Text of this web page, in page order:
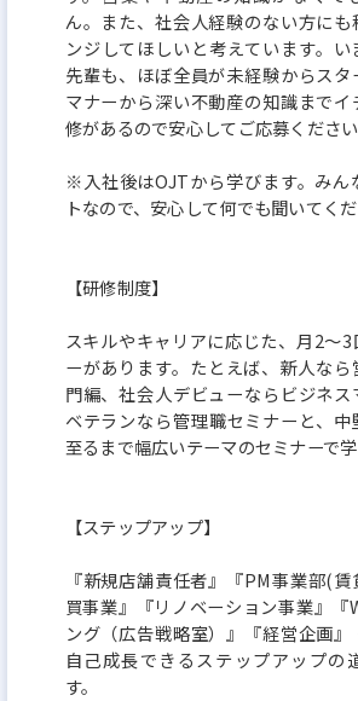
ん。また、社会人経験のない方にも
ンジしてほしいと考えています。い
先輩も、ほぼ全員が未経験からスタ
マナーから深い不動産の知識まで
修があるので安心してご応募ください
※入社後はOJTから学びます。みん
トなので、安心して何でも聞いてくだ
【研修制度】
スキルやキャリアに応じた、月2〜
ーがあります。たとえば、新人なら
門編、社会人デビューならビジネス
ベテランなら管理職セミナーと、中
至るまで幅広いテーマのセミナーで学
【ステップアップ】
『新規店舗責任者』『PM事業部(
買事業』『リノベーション事業』『
ング（広告戦略室）』『経営企画
自己成長できるステップアップの
す。